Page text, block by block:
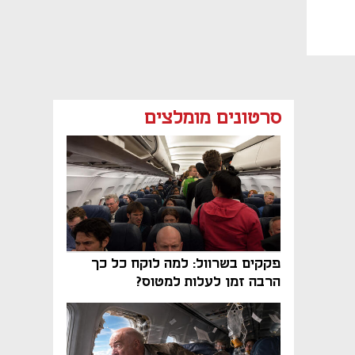
סרטונים מומלצים
פקקים בשרוול: למה לוקח כל כך
הרבה זמן לעלות למטוס?